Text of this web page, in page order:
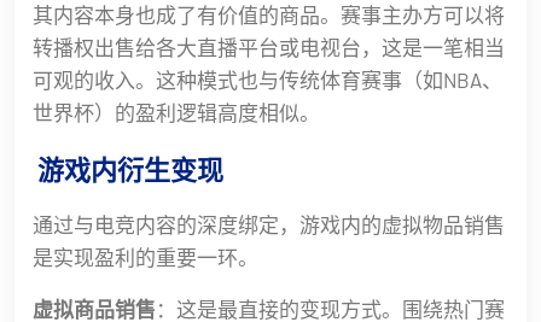
其内容本身也成了有价值的商品。赛事主办方可以将
转播权出售给各大直播平台或电视台，这是一笔相当
可观的收入。这种模式也与传统体育赛事（如NBA、
世界杯）的盈利逻辑高度相似。
️ 游戏内衍生变现
通过与电竞内容的深度绑定，游戏内的虚拟物品销售
是实现盈利的重要一环。
虚拟商品销售 ：这是最直接的变现方式。围绕热门赛